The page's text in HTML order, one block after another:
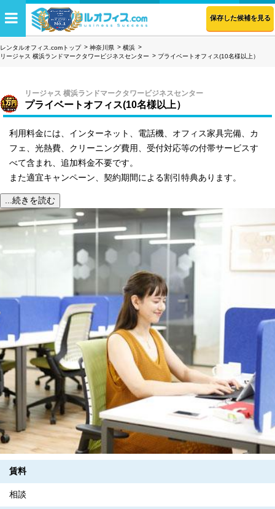
保存した候補を見る
レンタルオフィス.comトップ 神奈川県
横浜
リージャス 横浜ランドマークタワービジネスセンター
プライベートオフィス(10名様以上）
リージャス 横浜ランドマークタワービジネスセンター
プライベートオフィス(10名様以上）
利用料金には、インターネット、電話機、オフィス家具完備、カ
フェ、光熱費、クリーニング費用、受付対応等の付帯サービスす
べて含まれ、追加料金不要です。
また適宜キャンペーン、契約期間による割引特典あります。
...続きを読む
賃料
相談